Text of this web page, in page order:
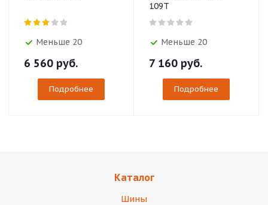
Меньше 20
6 560 руб.
Подробнее
109T
Меньше 20
7 160 руб.
Подробнее
Каталог
Шины